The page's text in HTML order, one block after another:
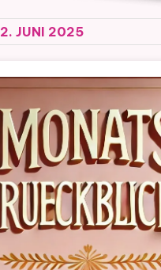
2. JUNI 2025